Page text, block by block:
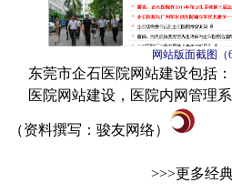
网站版面截图（
东莞市企石医院网站建设包括
医院网站建设，医院内网管理
（资料撰写：骏友网络）
>>>更多经